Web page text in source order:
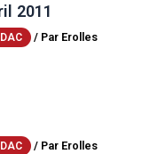
2011
/ Par Erolles
/ Par Erolles